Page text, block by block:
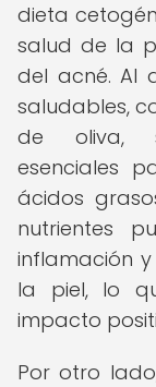
dieta
salud de la
del acné. Al
saludables,
de oliva,
esenciales
ácidos
nutrientes
inflamación
la piel, lo
impacto
Por otro